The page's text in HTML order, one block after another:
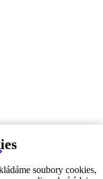
soubory cookies,